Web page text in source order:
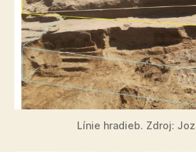
Línie hradieb. Zdroj: